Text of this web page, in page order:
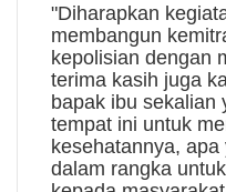
"Diharapkan
membangun
kepolisian dengan
terima kasih juga
bapak ibu sekalian
tempat ini untuk
kesehatannya,
dalam rangka